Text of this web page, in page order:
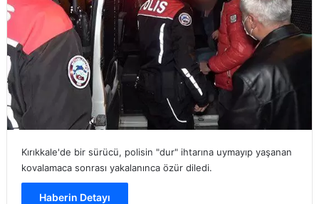
Kırıkkale'de bir sürücü, polisin "dur" ihtarına uymayıp yaşanan
kovalamaca sonrası yakalanınca özür diledi.
Haberin Detayı